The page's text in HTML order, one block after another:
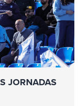
JORNADAS